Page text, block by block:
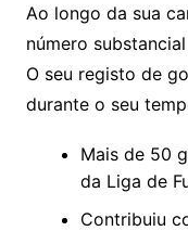
Ao longo da sua
número
O seu registo de
durante o seu
Mais de 50
da Liga de
Contribuiu